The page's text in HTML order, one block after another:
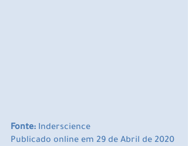
Fonte: Inderscience
Publicado online em 29 de Abril de 2020